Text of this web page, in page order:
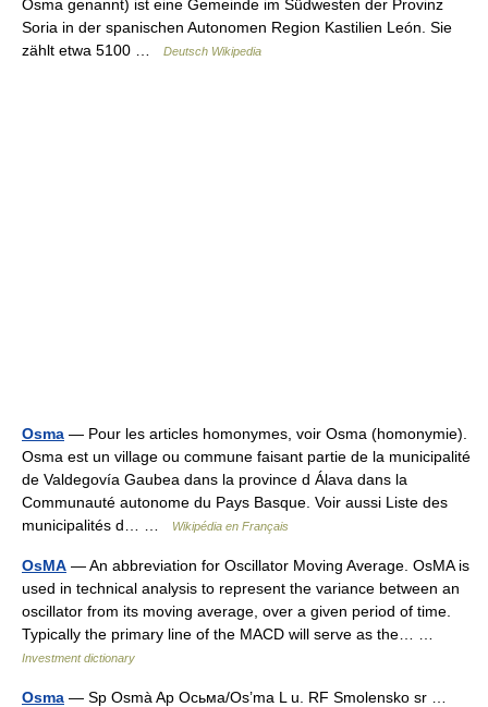
Osma genannt) ist eine Gemeinde im Südwesten der Provinz
Soria in der spanischen Autonomen Region Kastilien León. Sie
zählt etwa 5100 …
Deutsch Wikipedia
Osma — Pour les articles homonymes, voir Osma (homonymie).
Osma est un village ou commune faisant partie de la municipalité
de Valdegovía Gaubea dans la province d Álava dans la
Communauté autonome du Pays Basque. Voir aussi Liste des
municipalités d… …
Wikipédia en Français
OsMA — An abbreviation for Oscillator Moving Average. OsMA is
used in technical analysis to represent the variance between an
oscillator from its moving average, over a given period of time.
Typically the primary line of the MACD will serve as the… …
Investment dictionary
Osma — Sp Osmà Ap Осьма/Os’ma L u. RF Smolensko sr …